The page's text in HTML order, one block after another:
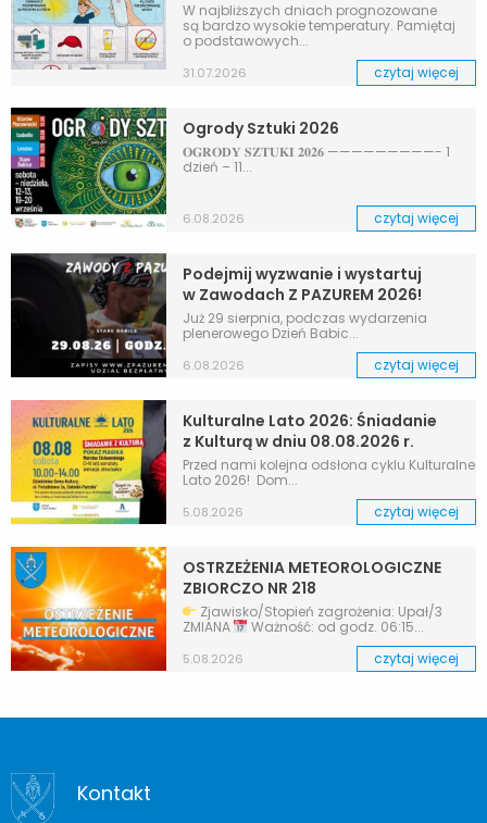
W najbliższych dniach prognozowane
są bardzo wysokie temperatury. Pamiętaj
o podstawowych...
31.07.2026 czytaj więcej
Ogrody Sztuki 2026
𝐎𝐆𝐑𝐎𝐃𝐘 𝐒𝐙𝐓𝐔𝐊𝐈 𝟐𝟎𝟐𝟔 —————————- 1
dzień – 11...
6.08.2026 czytaj więcej
Podejmij wyzwanie i wystartuj
w Zawodach Z PAZUREM 2026!
Już 29 sierpnia, podczas wydarzenia
plenerowego Dzień Babic...
6.08.2026 czytaj więcej
Kulturalne Lato 2026: Śniadanie
z Kulturą w dniu 08.08.2026 r.
Przed nami kolejna odsłona cyklu Kulturalne
Lato 2026! Dom...
5.08.2026 czytaj więcej
OSTRZEŻENIA METEOROLOGICZNE
ZBIORCZO NR 218
Zjawisko/Stopień zagrożenia: Upał/3
ZMIANA
Ważność: od godz. 06:15...
5.08.2026 czytaj więcej
Kontakt